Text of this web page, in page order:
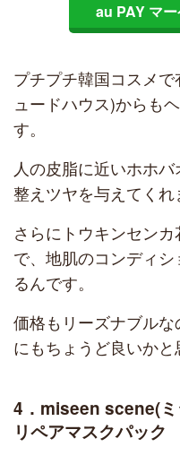
au PAY マ
プチプチ韓国コスメ
ュードハウス)からも
す。
人の皮脂に近いホホ
整えツヤを与えてくれ
さらにトウキンセン
で、地肌のコンディ
るんです。
価格もリーズナブル
にもちょうど良いかと
4．miseen scene(
リペアマスクパック